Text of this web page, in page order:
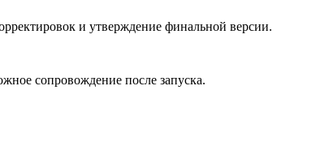
и утверждение финальной версии.
сопровождение после запуска.